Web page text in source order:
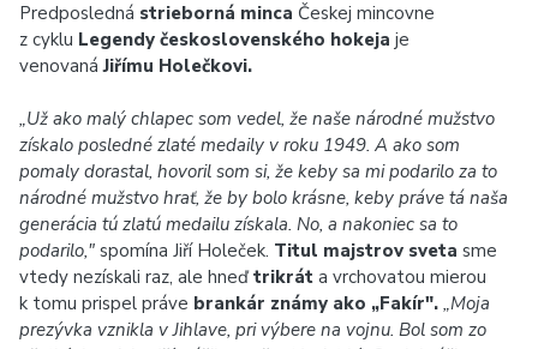
Predposledná strieborná minca Českej mincovne
z cyklu Legendy československého hokeja je
venovanáJiřímu Holečkovi.
„Už ako malý chlapec som vedel, že naše národné mužstvo
získalo posledné zlaté medaily v roku 1949. A ako som
pomaly dorastal, hovoril som si, že keby sa mi podarilo za to
národné mužstvo hrať, že by bolo krásne, keby práve tá naša
generácia tú zlatú medailu získala. No, a nakoniec sa to
podarilo," spomína Jiří Holeček. Titul majstrov sveta sme
vtedy nezískali raz, ale hneďtrikrát a vrchovatou mierou
k tomu prispel práve brankár známy ako „Fakír". „Moja
prezývka vznikla v Jihlave, pri výbere na vojnu. Bol som zo